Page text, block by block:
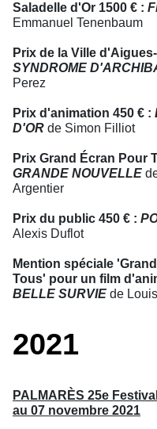
Saladelle d'Or 1500 € :
Emmanuel Tenenbaum
Prix de la Ville
SYNDROME
Perez
Prix d'animation 450 € :
D'OR de Simon Filliot
Prix Grand Écran Pour
GRANDE NOUVELLE
Argentier
Prix du public 450 € :
Alexis Duflot
Mention spéciale
Tous' pour un film
BELLE SURVIE de
2021
PALMARÈS 25e
au 07 novembre 2021